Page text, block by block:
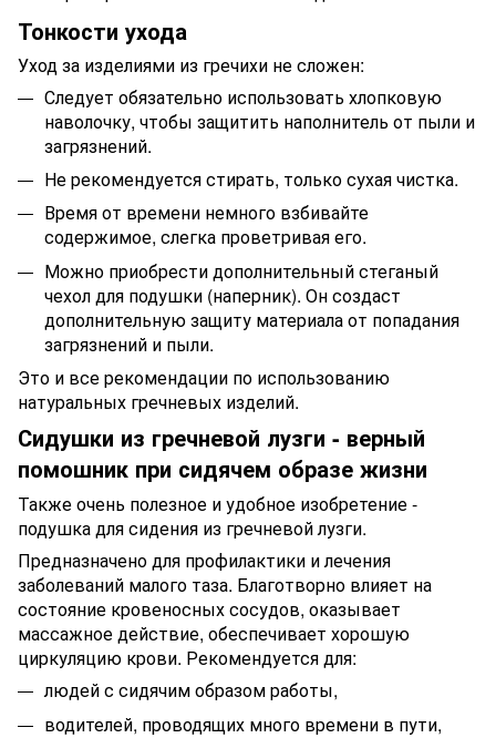
Тонкости ухода
Уход за изделиями из гречихи не сложен:
Следует обязательно использовать хлопковую
наволочку, чтобы защитить наполнитель от пыли и
загрязнений.
Не рекомендуется стирать, только сухая чистка.
Время от времени немного взбивайте
содержимое, слегка проветривая его.
Можно приобрести дополнительный стеганый
чехол для подушки (наперник). Он создаст
дополнительную защиту материала от попадания
загрязнений и пыли.
Это и все рекомендации по использованию
натуральных гречневых изделий.
Сидушки из гречневой лузги - верный
помошник при сидячем образе жизни
Также очень полезное и удобное изобретение -
подушка для сидения из гречневой лузги.
Предназначено для профилактики и лечения
заболеваний малого таза. Благотворно влияет на
состояние кровеносных сосудов, оказывает
массажное действие, обеспечивает хорошую
циркуляцию крови. Рекомендуется для:
людей с сидячим образом работы,
водителей, проводящих много времени в пути,